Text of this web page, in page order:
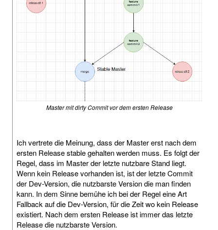
Master mit dirty Commit vor dem ersten Release
Ich vertrete die Meinung, dass der Master erst nach dem
ersten Release stable gehalten werden muss. Es folgt der
Regel, dass im Master der letzte nutzbare Stand liegt.
Wenn kein Release vorhanden ist, ist der letzte Commit
der Dev-Version, die nutzbarste Version die man finden
kann. In dem Sinne bemühe ich bei der Regel eine Art
Fallback auf die Dev-Version, für die Zeit wo kein Release
existiert. Nach dem ersten Release ist immer das letzte
Release die nutzbarste Version.